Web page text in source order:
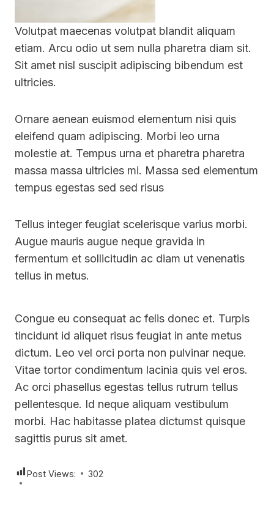
Volutpat maecenas volutpat blandit aliquam
etiam. Arcu odio ut sem nulla pharetra diam sit.
Sit amet nisl suscipit adipiscing bibendum est
ultricies.
Ornare aenean euismod elementum nisi quis
eleifend quam adipiscing. Morbi leo urna
molestie at. Tempus urna et pharetra pharetra
massa massa ultricies mi. Massa sed elementum
tempus egestas sed sed risus
Tellus integer feugiat scelerisque varius morbi.
Augue mauris augue neque gravida in
fermentum et sollicitudin ac diam ut venenatis
tellus in metus.
Congue eu consequat ac felis donec et. Turpis
tincidunt id aliquet risus feugiat in ante metus
dictum. Leo vel orci porta non pulvinar neque.
Vitae tortor condimentum lacinia quis vel eros.
Ac orci phasellus egestas tellus rutrum tellus
pellentesque. Id neque aliquam vestibulum
morbi. Hac habitasse platea dictumst quisque
sagittis purus sit amet.
Post Views: 302